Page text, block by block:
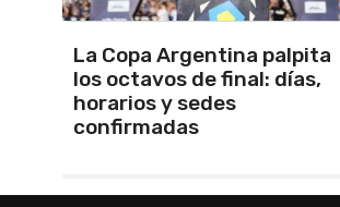
Los seleccionados Sub 15 y
Sub 13 de Tandil ganaron en
el debut